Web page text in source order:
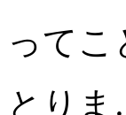
って
とり